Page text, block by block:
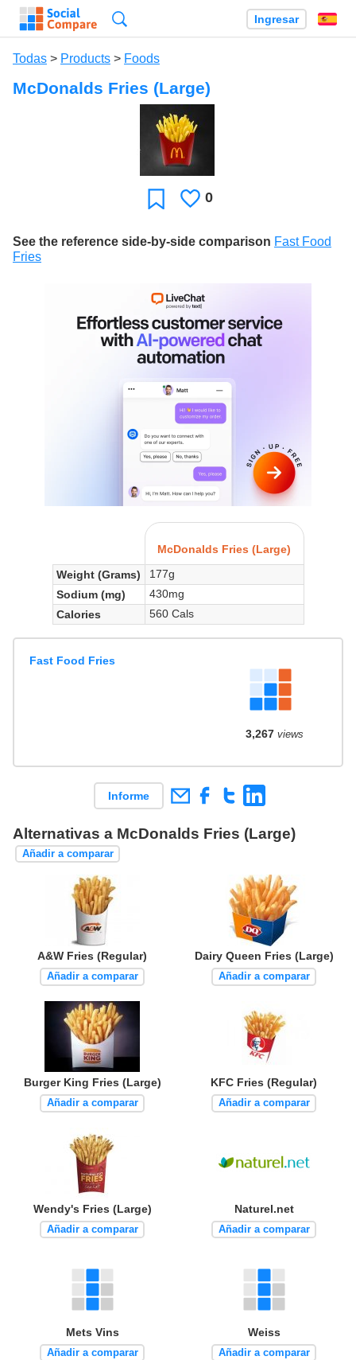
Ingresar
Todas > Products > Foods
McDonalds Fries (Large)
Favoritos
Le
0
See the reference side-by-side comparison Fast Food
Fries
McDonalds Fries (Large)
Weight (Grams)
177g
Sodium (mg)
430mg
Calories
560 Cals
Fast Food Fries
3,267views
Informe
Alternativas a McDonalds Fries (Large)
Añadir a comparar
A&W Fries (Regular)
Añadir a comparar
Dairy Queen Fries (Large)
Añadir a comparar
Burger King Fries (Large)
Añadir a comparar
KFC Fries (Regular)
Añadir a comparar
Wendy's Fries (Large)
Añadir a comparar
Naturel.net
Añadir a comparar
Mets Vins
Añadir a comparar
Weiss
Añadir a comparar